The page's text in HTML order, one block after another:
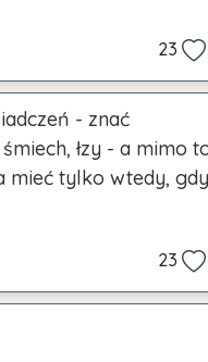
23
- znać
łzy - a mimo
mieć tylko wtedy, gdy
23